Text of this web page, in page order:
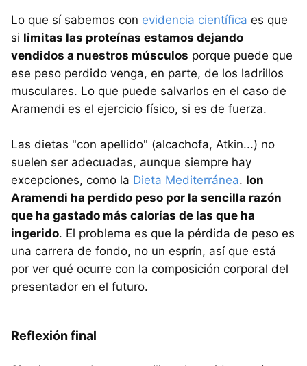
Lo que sí sabemos con evidencia científica es que
si limitas las proteínas estamos dejando
vendidos a nuestros músculos porque puede que
ese peso perdido venga, en parte, de los ladrillos
musculares. Lo que puede salvarlos en el caso de
Aramendi es el ejercicio físico, si es de fuerza.
Las dietas "con apellido" (alcachofa, Atkin...) no
suelen ser adecuadas, aunque siempre hay
excepciones, como la Dieta Mediterránea. Ion
Aramendi ha perdido peso por la sencilla razón
que ha gastado más calorías de las que ha
ingerido. El problema es que la pérdida de peso es
una carrera de fondo, no un esprín, así que está
por ver qué ocurre con la composición corporal del
presentador en el futuro.
Reflexión final